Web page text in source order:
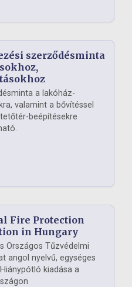
szerződésminta
a lakóház-
valamint a bővítéssel
beépítésekre
Fire Protection
in Hungary
Országos Tűzvédelmi
angol nyelvű, egységes
kiadása a